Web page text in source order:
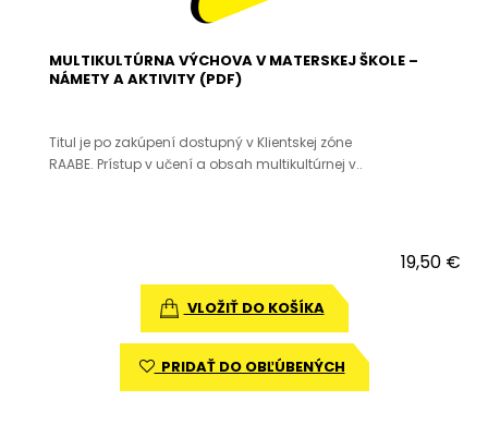
MULTIKULTÚRNA VÝCHOVA V MATERSKEJ ŠKOLE –
NÁMETY A AKTIVITY (PDF)
Titul je po zakúpení dostupný v Klientskej zóne
RAABE. Prístup v učení a obsah multikultúrnej v..
19,50 €
VLOŽIŤ DO KOŠÍKA
PRIDAŤ DO OBĽÚBENÝCH